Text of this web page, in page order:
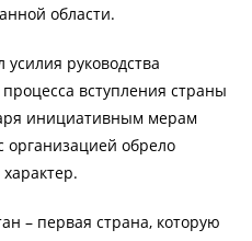
области.
руководства
вступления страны
инициативным мерам
организацией обрело
– первая страна, которую